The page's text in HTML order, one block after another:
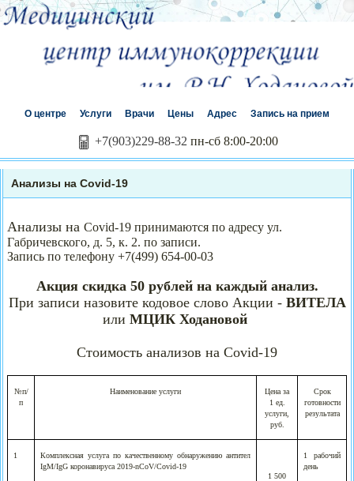
О центре Услуги Врачи Цены Адрес Запись на прием
+7(903)229-88-32 пн-сб 8:00-20:00
Анализы на Covid-19
Анализы на Covid-19 принимаются по адресу ул.
Габричевского, д. 5, к. 2. по записи.
Запись по телефону +7(499) 654-00-03
Акция скидка 50 рублей на каждый анализ.
При записи назовите кодовое слово Акции - ВИТЕЛА
или МЦИК Ходановой
Стоимость анализов на Covid-19
№п/
п
Наименование услуги
Цена за
1 ед.
услуги,
руб.
Срок
готовности
результата
1 Комплексная услуга по качественному обнаружению антител
IgM/IgG коронавируса 2019-nCoV/Covid-19
1 500
1 рабочий
день